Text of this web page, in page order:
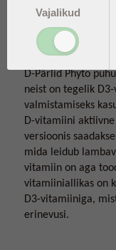
ning see on 100%
D-vitamiin
D-Pärlid Phyto
neist on tegelik
valmistamiseks
D-vitamiini
versioonis
mida leidub
vitamiin on aga
vitamiiniallikas on
D3-vitamiiniga,
erinevusi.
Vajalikud